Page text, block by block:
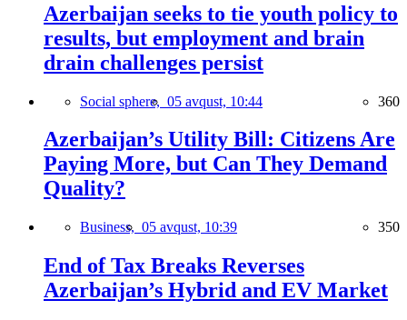
Azerbaijan seeks to tie youth policy to
results, but employment and brain
drain challenges persist
Social sphere, 05 avqust, 10:44 360
Azerbaijan’s Utility Bill: Citizens Are
Paying More, but Can They Demand
Quality?
Business, 05 avqust, 10:39 350
End of Tax Breaks Reverses
Azerbaijan’s Hybrid and EV Market